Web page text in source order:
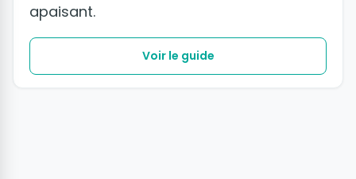
apaisant.
Voir le guide